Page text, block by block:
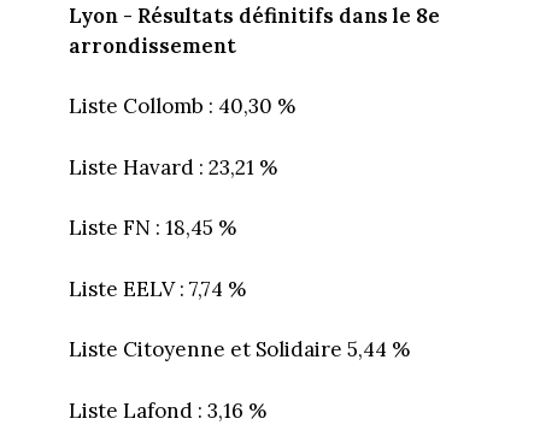
Lyon - Résultats définitifs dans le 8e
arrondissement
Liste Collomb : 40,30 %
Liste Havard : 23,21 %
Liste FN : 18,45 %
Liste EELV : 7,74 %
Liste Citoyenne et Solidaire 5,44 %
Liste Lafond : 3,16 %